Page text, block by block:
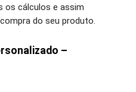
os cálculos e assim
do seu produto.
–